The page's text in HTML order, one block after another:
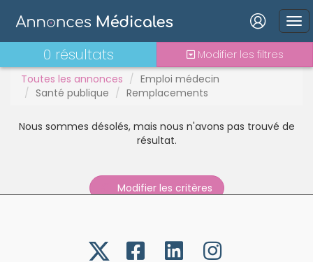
Connexion
Mot de passe oublié ?
Se connecter avec Google
Se connecter avec LinkedIn
Toutes les annonces
Emploi médecin
Santé publique
Remplacements
0 résultats Modifier les filtres
Statut TNS
Vacations
Nous sommes désolés, mais nous n'avons pas trouvé de
résultat.
Modifier les critères